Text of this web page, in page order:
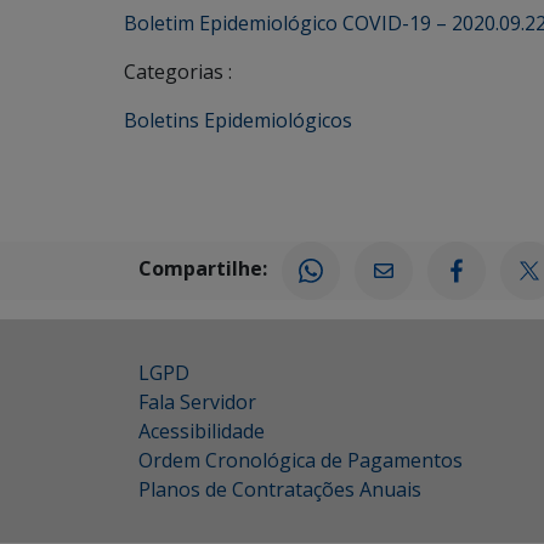
Boletim Epidemiológico COVID-19 –
Categorias :
Boletins Epidemiológicos
Compartilhe:
LGPD
Fala Servidor
Acessibilidade
Ordem Cronológica de Pagamentos
Planos de Contratações Anuais